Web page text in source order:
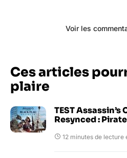
Voir les
Ces articles
plaire
TEST Assassin’s
Resynced :
12 minutes de lecture